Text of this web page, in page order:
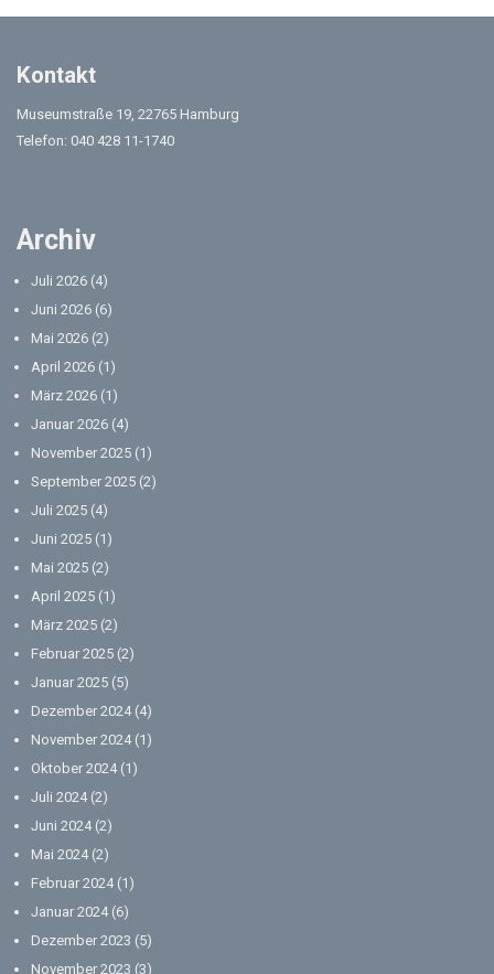
Kontakt
Museumstraße 19, 22765 Hamburg
Telefon: 040 428 11-1740
Archiv
Juli 2026 (4)
Juni 2026 (6)
Mai 2026 (2)
April 2026 (1)
März 2026 (1)
Januar 2026 (4)
November 2025 (1)
September 2025 (2)
Juli 2025 (4)
Juni 2025 (1)
Mai 2025 (2)
April 2025 (1)
März 2025 (2)
Februar 2025 (2)
Januar 2025 (5)
Dezember 2024(4)
November 2024(1)
Oktober 2024(1)
Juli 2024(2)
Juni 2024(2)
Mai 2024(2)
Februar 2024(1)
Januar 2024(6)
Dezember 2023 (5)
November 2023 (3)